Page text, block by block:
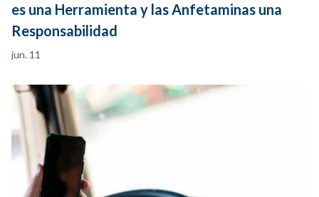
es una Herramienta y las Anfetaminas una
Responsabilidad
jun. 11